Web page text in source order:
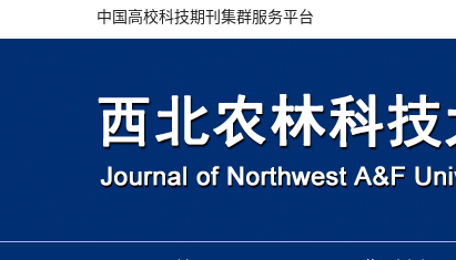
中国高校科技期刊集群服务平台